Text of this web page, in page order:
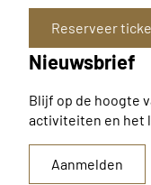
Reserveer
Nieuwsbrief
Blijf op de hoogte
activiteiten en het
Aanmelden